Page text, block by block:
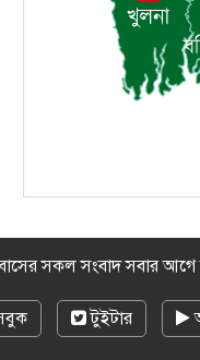
৯।
সকল সংবাদ সবার
টুইটার